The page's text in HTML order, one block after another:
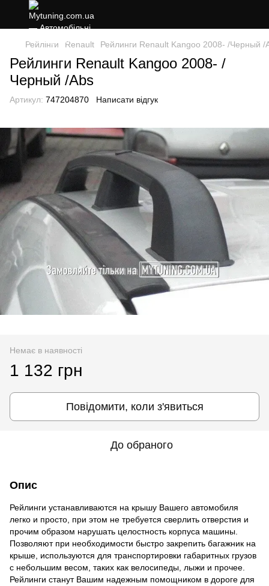
Рейлінги Renault Рейлинги Renault Kangoo 2008- /Черный /
Рейлинги Renault Kangoo 2008- /
Черный /Abs
Артикул: 747204870 Написати відгук
Немає в наявності
1 132 грн
Повідомити, коли з'явиться
До обраного
Опис
Рейлинги устанавливаются на крышу Вашего автомобиля
легко и просто, при этом не требуется сверлить отверстия и
прочим образом нарушать целостность корпуса машины.
Позволяют при необходимости быстро закрепить багажник на
крыше, используются для транспортировки габаритных грузов
с небольшим весом, таких как велосипеды, лыжи и прочее.
Рейлинги станут Вашим надежным помощником в дороге для